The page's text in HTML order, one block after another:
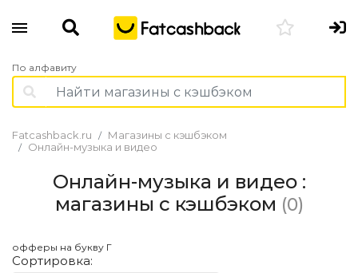
По алфавиту
Fatcashback.ru
Магазины с кэшбэком
Онлайн-музыка и видео
Онлайн-музыка и видео :
магазины с кэшбэком (0)
офферы на букву Г
Сортировка: